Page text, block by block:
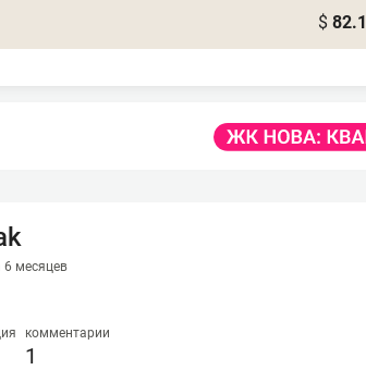
$
6 месяцев
комментарии
1